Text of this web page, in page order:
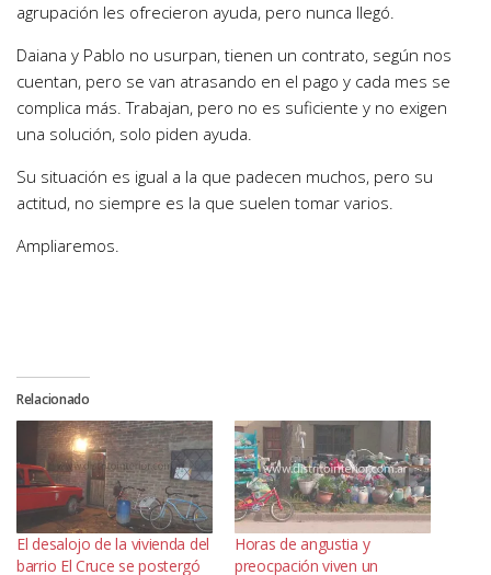
agrupación les ofrecieron ayuda, pero nunca llegó.
Daiana y Pablo no usurpan, tienen un contrato, según nos
cuentan, pero se van atrasando en el pago y cada mes se
complica más. Trabajan, pero no es suficiente y no exigen
una solución, solo piden ayuda.
Su situación es igual a la que padecen muchos, pero su
actitud, no siempre es la que suelen tomar varios.
Ampliaremos.
Relacionado
El desalojo de la vivienda del
barrio El Cruce se postergó
Horas de angustia y
preocpación viven un